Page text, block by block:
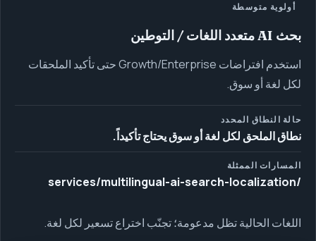
أولوية متوسطة
بحث AI متعدد اللغات / التوطين
استخدم افتراضات Growth/Enterprise حتى تأكيد الملحقات
لكل لغة أو سوق.
حالة النطاق المحدد
نطاق الملحق لكل لغة أو سوق يحتاج تأكيداً.
المسارات الممثلة
/services/multilingual-ai-search-localization
اللغات الحالية تظل مدعومة؛ تجنّب اختراع تسعير لكل لغة.